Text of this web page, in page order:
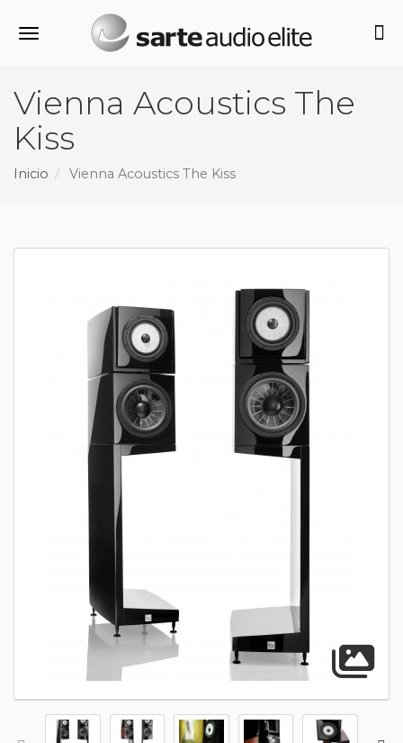
Alternar navegación
Vienna Acoustics The
Kiss
Inicio Vienna Acoustics The Kiss